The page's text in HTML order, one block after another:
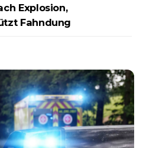
Explosion,
Fahndung